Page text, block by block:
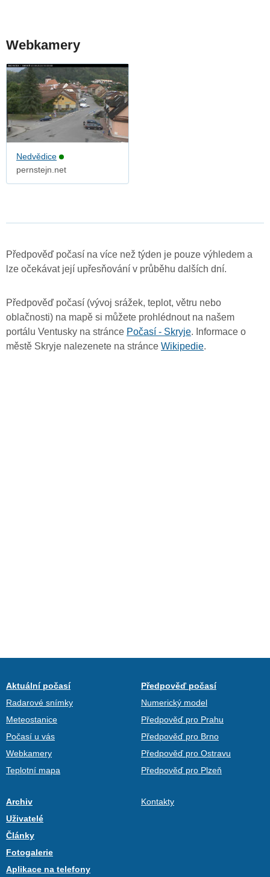
Webkamery
Nedvědice
pernstejn.net
Předpověď počasí na více než týden je pouze výhledem a
lze očekávat její upřesňování v průběhu dalších dní.
Předpověď počasí (vývoj srážek, teplot, větru nebo
oblačnosti) na mapě si můžete prohlédnout na našem
portálu Ventusky na stránce Počasí - Skryje. Informace o
městě Skryje nalezenete na stránce Wikipedie.
Aktuální počasí
Radarové snímky
Meteostanice
Počasí u vás
Webkamery
Teplotní mapa
Předpověď počasí
Numerický model
Předpověď pro Prahu
Předpověď pro Brno
Předpověď pro Ostravu
Předpověď pro Plzeň
Archiv
Uživatelé
Články
Fotogalerie
Aplikace na telefony
Kontakty